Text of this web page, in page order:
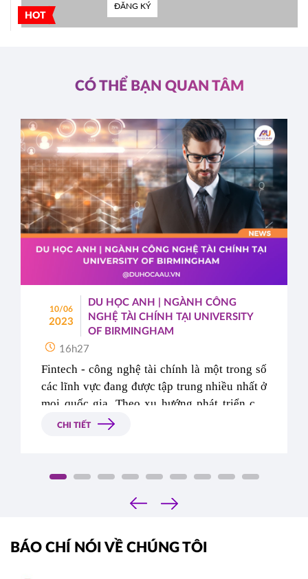
HOT
ĐĂNG KÝ
CÓ THỂ BẠN QUAN TÂM
10/06
2023
DU HỌC ANH | NGÀNH CÔNG
NGHỆ TÀI CHÍNH TẠI UNIVERSITY
OF BIRMINGHAM
16h27
Fintech - công nghệ tài chính là một trong số
các lĩnh vực đang được tập trung nhiều nhất ở
mọi quốc gia. Theo xu hướng phát triển của
ngành công nghiệp 4.0, hàng loạt công ty, xí
về lĩnh vực này.
CHI TIẾT
‹
›
BÁO CHÍ NÓI VỀ CHÚNG TÔI